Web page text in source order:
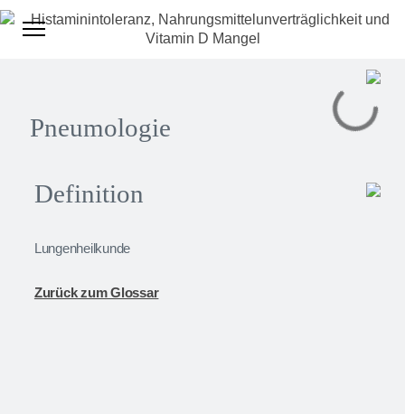
Pneumologie
Definition
Lungenheilkunde
Zurück zum Glossar